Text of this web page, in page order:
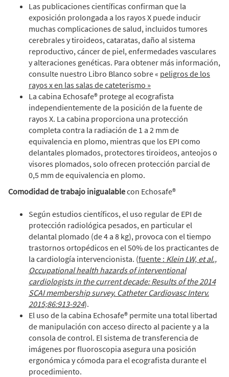
Las publicaciones científicas confirman que la
exposición prolongada a los rayos X puede inducir
muchas complicaciones de salud, incluidos tumores
cerebrales y tiroideos, cataratas, daño al sistema
reproductivo, cáncer de piel, enfermedades vasculares
y alteraciones genéticas. Para obtener más información,
consulte nuestro Libro Blanco sobre « peligros de los
rayos x en las salas de cateterismo »
La cabina Echosafe® protege al ecografista
independientemente de la posición de la fuente de
rayos X. La cabina proporciona una protección
completa contra la radiación de 1 a 2 mm de
equivalencia en plomo, mientras que los EPI como
delantales plomados, protectores tiroideos, anteojos o
visores plomados, solo ofrecen protección parcial de
0,5 mm de equivalencia en plomo.
Comodidad de trabajo inigualablecon Echosafe®
Según estudios científicos, el uso regular de EPI de
protección radiológica pesados, en particular el
delantal plomado (de 4 a 8 kg), provoca con el tiempo
trastornos ortopédicos en el 50% de los practicantes de
la cardiología intervencionista. (fuente : Klein LW, et al.,
Occupational health hazards of interventional
cardiologists in the current decade: Results of the 2014
SCAI membership survey. Catheter Cardiovasc Interv.
2015;86:913-924).
El uso de la cabina Echosafe® permite una total libertad
de manipulación con acceso directo al paciente y a la
consola de control. El sistema de transferencia de
imágenes por fluoroscopia asegura una posición
ergonómica y cómoda para el ecografista durante el
procedimiento.